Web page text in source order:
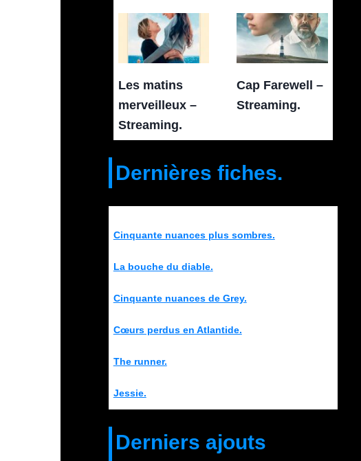
Les matins
merveilleux –
Streaming.
Cap Farewell –
Streaming.
Dernières fiches.
Cinquante nuances plus sombres.
La bouche du diable.
Cinquante nuances de Grey.
Cœurs perdus en Atlantide.
The runner.
Jessie.
Derniers ajouts